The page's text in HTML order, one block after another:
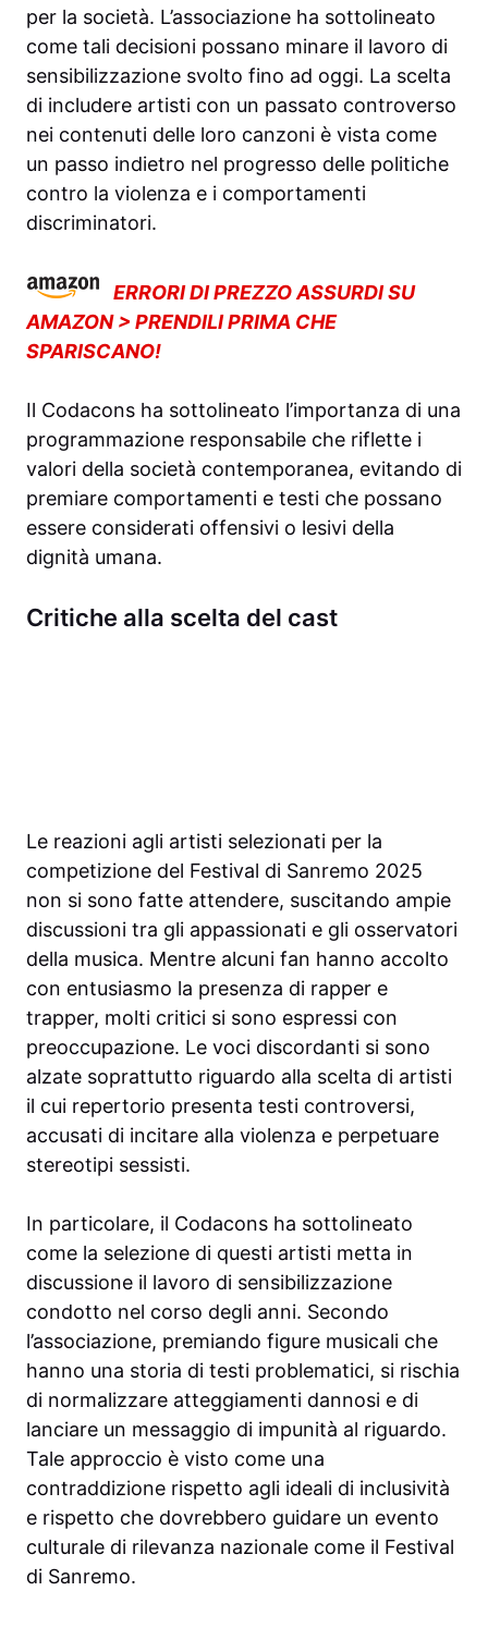
per la società. L’associazione ha sottolineato
come tali decisioni possano minare il lavoro di
sensibilizzazione svolto fino ad oggi. La scelta
di includere artisti con un passato controverso
nei contenuti delle loro canzoni è vista come
un passo indietro nel progresso delle politiche
contro la violenza e i comportamenti
discriminatori.
ERRORI DI PREZZO ASSURDI SU
AMAZON > PRENDILI PRIMA CHE
SPARISCANO!
Il Codacons ha sottolineato l’importanza di una
programmazione responsabile che riflette i
valori della società contemporanea, evitando di
premiare comportamenti e testi che possano
essere considerati offensivi o lesivi della
dignità umana.
Critiche alla scelta del cast
Le reazioni agli artisti selezionati per la
competizione del Festival di Sanremo 2025
non si sono fatte attendere, suscitando ampie
discussioni tra gli appassionati e gli osservatori
della musica. Mentre alcuni fan hanno accolto
con entusiasmo la presenza di rapper e
trapper, molti critici si sono espressi con
preoccupazione. Le voci discordanti si sono
alzate soprattutto riguardo alla scelta di artisti
il cui repertorio presenta testi controversi,
accusati di incitare alla violenza e perpetuare
stereotipi sessisti.
In particolare, il Codacons ha sottolineato
come la selezione di questi artisti metta in
discussione il lavoro di sensibilizzazione
condotto nel corso degli anni. Secondo
l’associazione, premiando figure musicali che
hanno una storia di testi problematici, si rischia
di normalizzare atteggiamenti dannosi e di
lanciare un messaggio di impunità al riguardo.
Tale approccio è visto come una
contraddizione rispetto agli ideali di inclusività
e rispetto che dovrebbero guidare un evento
culturale di rilevanza nazionale come il Festival
di Sanremo.